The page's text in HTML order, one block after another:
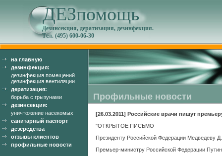
ДЕЗпомощь
Дезинсекция, дератизация, дезинфекция.
Тел. (495) 600-06-30
на главную
дезинфекция:
дезинфекция помещений
дезинфекция вентиляции
дератизация:
борьба с грызунами
дезинсекция:
уничтожение насекомых
санитарный паспорт
дезсредства
отзывы клиентов
профильные новости
Профильные новости
[26.03.2011] Российские врачи пишут
"ОТКРЫТОЕ ПИСЬМО
Президенту Российской Федерации Медведеву
Премьер-министру Российской Федерации